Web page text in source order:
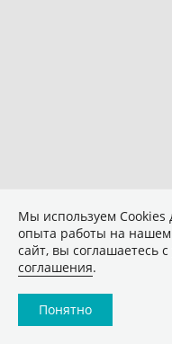
Мы используем Сookies
опыта работы на нашем
сайт, вы соглашаетесь
соглашения.
Понятно